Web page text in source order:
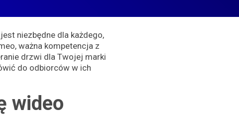
niezbędne dla każdego,
ważna kompetencja z
drzwi dla Twojej marki
do odbiorców w ich
wideo